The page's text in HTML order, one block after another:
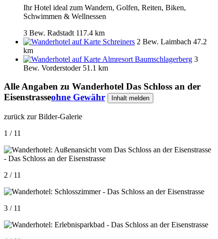
Ihr Hotel ideal zum Wandern, Golfen, Reiten, Biken,
Schwimmen & Wellnessen
3 Bew. Radstadt 117.4 km
Schreiners 2 Bew. Laimbach 47.2
km
Almresort Baumschlagerberg 3
Bew. Vorderstoder 51.1 km
Alle Angaben zu Wanderhotel Das Schloss an der
Eisenstrasseohne Gewähr Inhalt melden
zurück zur Bilder-Galerie
1 / 11
2 / 11
3 / 11